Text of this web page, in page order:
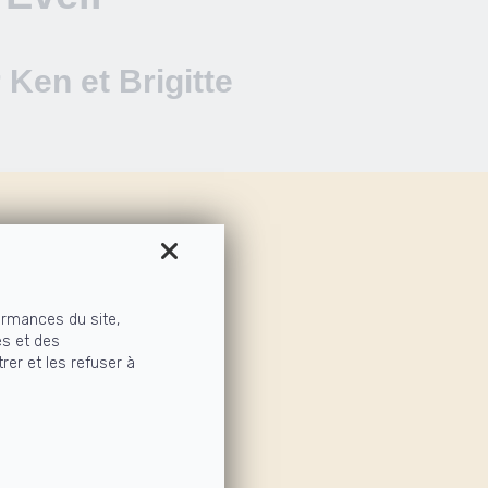
Ken et Brigitte
:
du site,
et des
et les refuser à